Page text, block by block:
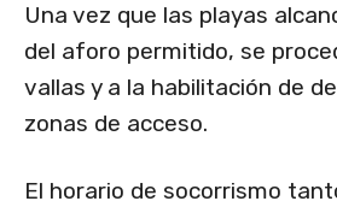
Una vez que las playas
del aforo permitido, se
vallas y a la habilitación de
zonas de acceso.
El horario de socorrismo